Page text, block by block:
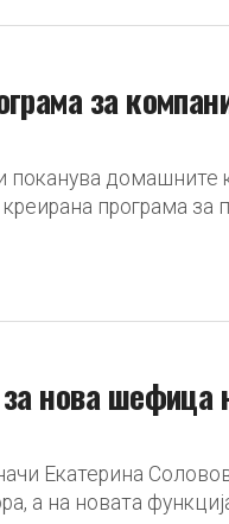
за
поканува домашните
програма за
нова шефица
Екатерина
а на новата